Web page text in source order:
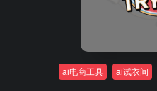
ai电商工具 ai试衣间